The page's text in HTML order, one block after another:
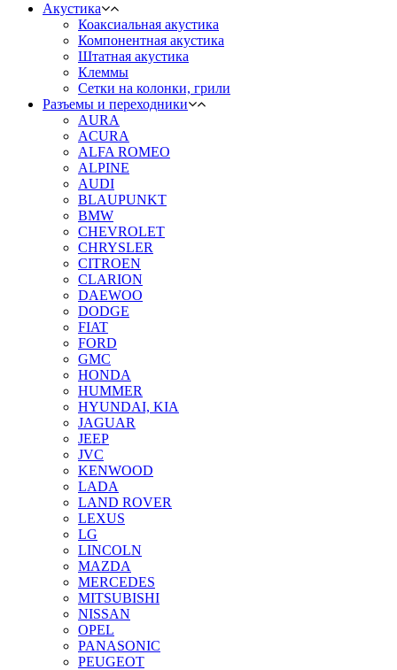
Акустика
Коаксиальная акустика
Компонентная акустика
Штатная акустика
Клеммы
Сетки на колонки, грили
Разъемы и переходники
AURA
ACURA
ALFA ROMEO
ALPINE
AUDI
BLAUPUNKT
BMW
CHEVROLET
CHRYSLER
CITROEN
CLARION
DAEWOO
DODGE
FIAT
FORD
GMC
HONDA
HUMMER
HYUNDAI, KIA
JAGUAR
JEEP
JVC
KENWOOD
LADA
LAND ROVER
LEXUS
LG
LINCOLN
MAZDA
MERCEDES
MITSUBISHI
NISSAN
OPEL
PANASONIC
PEUGEOT